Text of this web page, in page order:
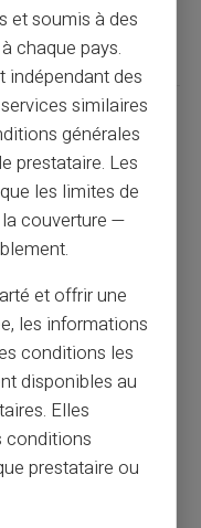
compte, ça
et soumis à des
chaque pays.
indépendant des
similaires
générales
prestataire. Les
les limites de
couverture —
et offrir une
les informations
conditions les
disponibles au
Elles
conditions
prestataire ou